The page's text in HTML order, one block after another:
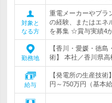
対象と
なる方
重電メーカーやプラ
の経験、またはエネ
を募集 ☆賞与実績4
勤務地
【香川・愛媛・徳
術】 本社／香川県高
給与
【発電所の生産技
円～750万円（基本